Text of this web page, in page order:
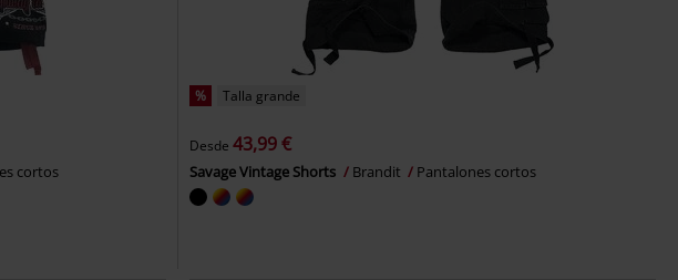
cortos
% Talla grande
Desde 43,99 €
Savage Vintage Shorts Brandit Pantalones cortos